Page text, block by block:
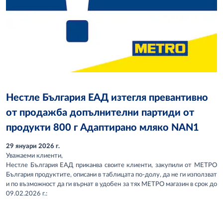
Нестле България ЕАД изтегля превантивно
от продажба допълнителни партиди от
продукти 800 г Адаптирано мляко NAN1
29 януари 2026 г.
Уважаеми клиенти,
Нестле България ЕАД приканва своите клиенти, закупили от МЕТРО
България продуктите, описани в таблицата по-долу, да не ги използват
и по възможност да ги върнат в удобен за тях МЕТРО магазин в срок до
09.02.2026 г.: